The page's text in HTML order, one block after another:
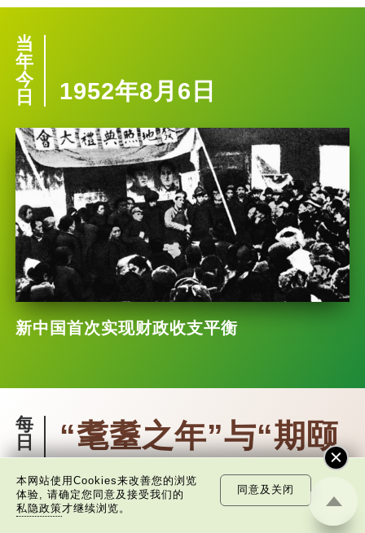
当
年
今
日
1952年8月6日
新中国首次实现财政收支平衡
每
日
一
词
“耄耋之年”与“期颐
之年”
本网站使用Cookies来改善您的浏览
体验, 请确定您同意及接受我们的
私隐政策才继续浏览。
同意及关闭